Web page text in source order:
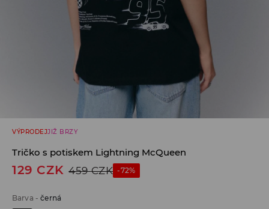
VÝPRODEJJIŽ BRZY
Tričko s potiskem Lightning McQueen
129 CZK 459 CZK -72%
Barva -černá